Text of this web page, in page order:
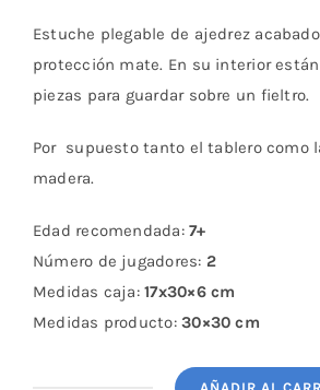
Estuche plegable de ajedrez
protección mate. En su interior
piezas para guardar sobre un fieltro.
Por supuesto tanto el tablero como
madera.
Edad recomendada:7+
Número de jugadores: 2
Medidas caja:17x30×6 cm
Medidas producto:30×30 cm